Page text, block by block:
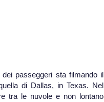
passeggeri sta filmando il
di Dallas, in Texas. Nel
tra le nuvole e non lontano